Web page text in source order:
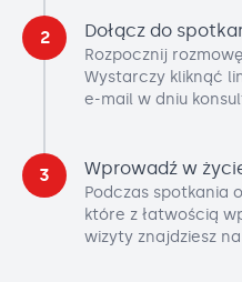
2 Dołącz do
Rozpocznij
Wystarczy kliknąć
e-mail w dniu
3 Wprowadź w
Podczas spotkania
które z łatwością
wizyty znajdziesz